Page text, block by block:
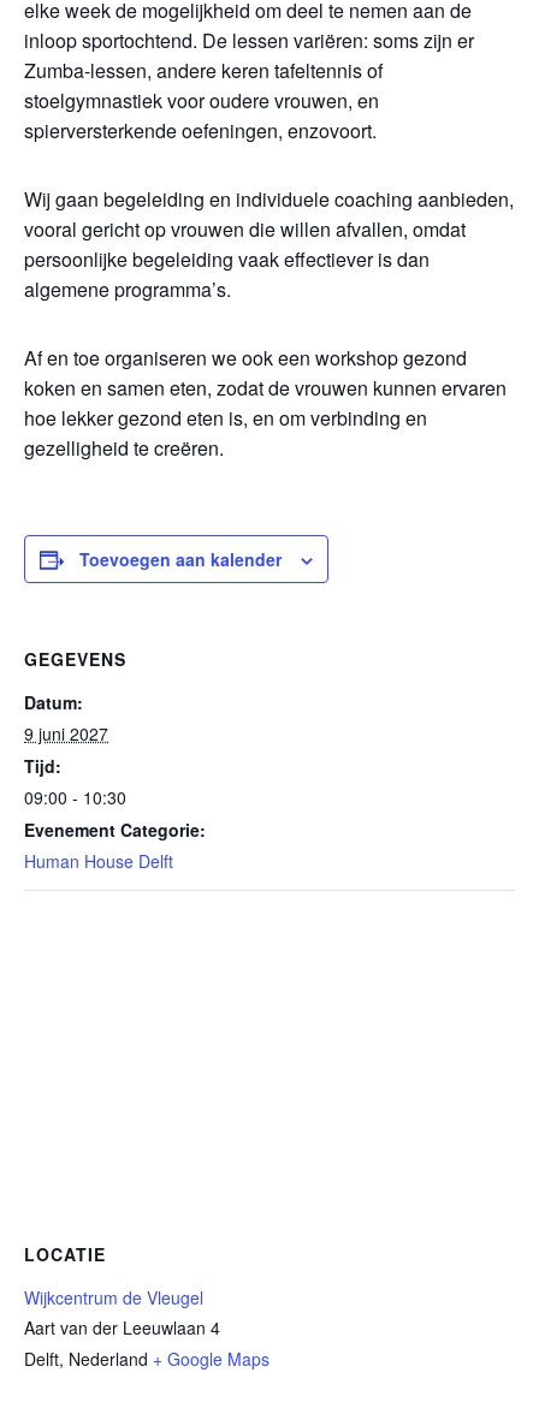
elke week de mogelijkheid om deel te nemen aan de
inloop sportochtend. De lessen variëren: soms zijn er
Zumba-lessen, andere keren tafeltennis of
stoelgymnastiek voor oudere vrouwen, en
spierversterkende oefeningen, enzovoort.
Wij gaan begeleiding en individuele coaching aanbieden,
vooral gericht op vrouwen die willen afvallen, omdat
persoonlijke begeleiding vaak effectiever is dan
algemene programma’s.
Af en toe organiseren we ook een workshop gezond
koken en samen eten, zodat de vrouwen kunnen ervaren
hoe lekker gezond eten is, en om verbinding en
gezelligheid te creëren.
Toevoegen aan kalender
GEGEVENS
Datum:
9 juni 2027
Tijd:
09:00 - 10:30
Evenement Categorie:
Human House Delft
LOCATIE
Wijkcentrum de Vleugel
Aart van der Leeuwlaan 4
Delft, Nederland + Google Maps